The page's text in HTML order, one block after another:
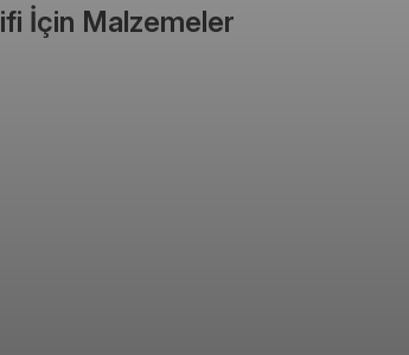
İçin Malzemeler